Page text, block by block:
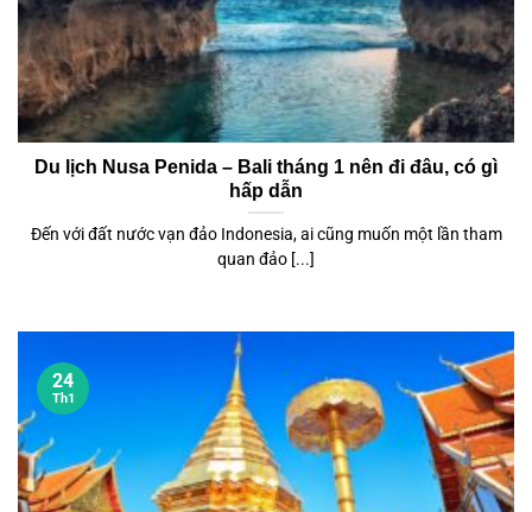
Du lịch Nusa Penida – Bali tháng 1 nên đi đâu, có gì
hấp dẫn
Đến với đất nước vạn đảo Indonesia, ai cũng muốn một lần tham
quan đảo [...]
24
Th1